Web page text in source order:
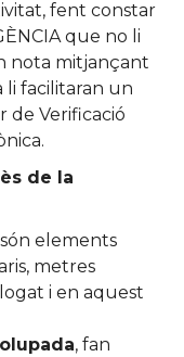
fent constar
que no li
nota mitjançant
li facilitaran un
de Verificació
de la
elements
metres
i en aquest
, fan